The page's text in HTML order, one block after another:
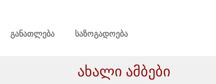
განათლება საზოგადოება
ახალი ამბები